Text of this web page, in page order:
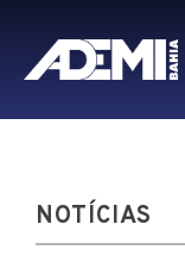
NOTÍCIAS